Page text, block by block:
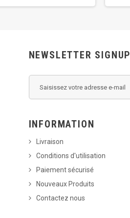
NEWSLETTER SIGNUP
INFORMATION
Livraison
Conditions d'utilisation
Paiement sécurisé
Nouveaux Produits
Contactez nous